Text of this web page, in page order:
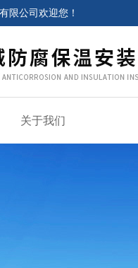
限公司欢迎您！
关于我们